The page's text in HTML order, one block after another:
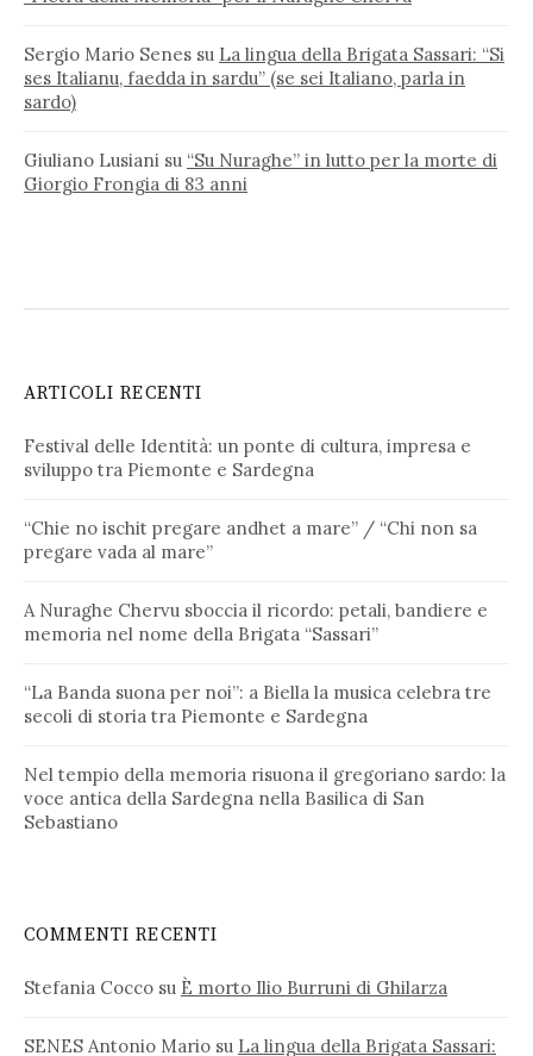
Sergio Mario Senes su La lingua della Brigata Sassari: “Si
ses Italianu, faedda in sardu” (se sei Italiano, parla in
sardo)
Giuliano Lusiani su “Su Nuraghe” in lutto per la morte di
Giorgio Frongia di 83 anni
ARTICOLI RECENTI
Festival delle Identità: un ponte di cultura, impresa e
sviluppo tra Piemonte e Sardegna
“Chie no ischit pregare andhet a mare” / “Chi non sa
pregare vada al mare”
A Nuraghe Chervu sboccia il ricordo: petali, bandiere e
memoria nel nome della Brigata “Sassari”
“La Banda suona per noi”: a Biella la musica celebra tre
secoli di storia tra Piemonte e Sardegna
Nel tempio della memoria risuona il gregoriano sardo: la
voce antica della Sardegna nella Basilica di San
Sebastiano
COMMENTI RECENTI
Stefania Cocco su È morto Ilio Burruni di Ghilarza
SENES Antonio Mario su La lingua della Brigata Sassari: